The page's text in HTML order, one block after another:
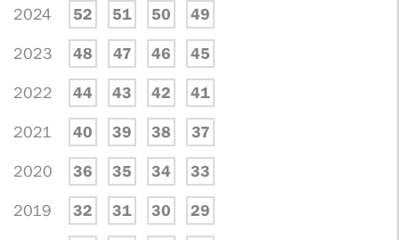
2024 52 51 50 49
2023 48 47 46 45
2022 44 43 42 41
2021 40 39 38 37
2020 36 35 34 33
2019 32 31 30 29